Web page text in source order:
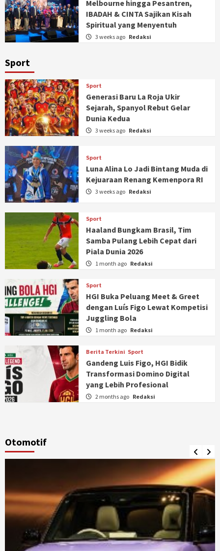
Melbourne hingga Pesantren,
IBADAH & CINTA Sajikan Kisah
Spiritual yang Menyentuh
3 weeks ago Redaksi
Sport
Sport
Generasi Baru La Roja Ukir
Sejarah, Spanyol Rebut Gelar
Dunia Kedua
3 weeks ago Redaksi
Sport
Luna Alina Lo Jadi Bintang Muda di
Kejuaraan Renang Kemenpora RI
3 weeks ago Redaksi
Sport
Haaland Bungkam Brasil, Tim
Samba Pulang Lebih Cepat dari
Piala Dunia 2026
1 month ago Redaksi
Sport
HGI Buka Peluang Meet & Greet
dengan Luís Figo Lewat Kompetisi
Juggling Bola
1 month ago Redaksi
Berita Terkini Sport
Gandeng Luis Figo, HGI Bidik
Transformasi Domino Digital
yang Lebih Profesional
2 months ago Redaksi
Otomotif